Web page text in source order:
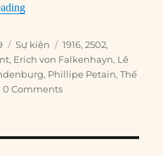
“25/02/1916: Đức chiếm
Categories
Sự kiện Tags
1916,2502,
, Erich von Falkenhayn, Lê
, Phillipe Petain,Thế
0 Comments